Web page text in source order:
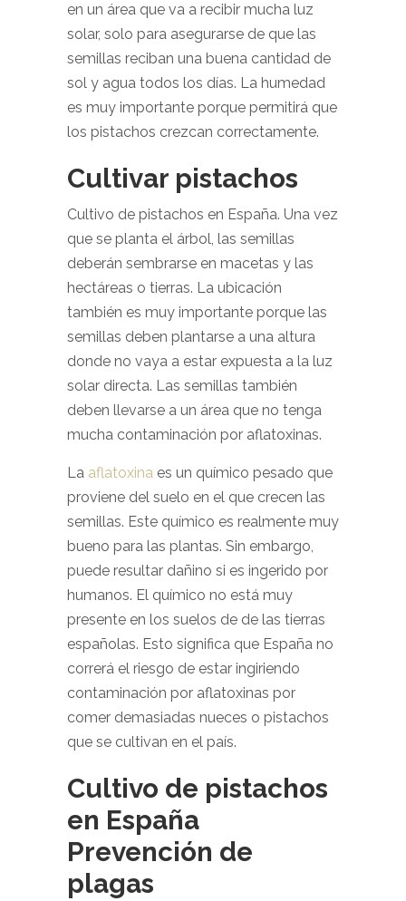
en un área que va a recibir mucha luz
solar, solo para asegurarse de que las
semillas reciban una buena cantidad de
sol y agua todos los días. La humedad
es muy importante porque permitirá que
los pistachos crezcan correctamente.
Cultivar pistachos
Cultivo de pistachos en España. Una vez
que se planta el árbol, las semillas
deberán sembrarse en macetas y las
hectáreas o tierras. La ubicación
también es muy importante porque las
semillas deben plantarse a una altura
donde no vaya a estar expuesta a la luz
solar directa. Las semillas también
deben llevarse a un área que no tenga
mucha contaminación por aflatoxinas.
La aflatoxina es un químico pesado que
proviene del suelo en el que crecen las
semillas. Este químico es realmente muy
bueno para las plantas. Sin embargo,
puede resultar dañino si es ingerido por
humanos. El químico no está muy
presente en los suelos de de las tierras
españolas. Esto significa que España no
correrá el riesgo de estar ingiriendo
contaminación por aflatoxinas por
comer demasiadas nueces o pistachos
que se cultivan en el país.
Cultivo de pistachos
en España
Prevención de
plagas